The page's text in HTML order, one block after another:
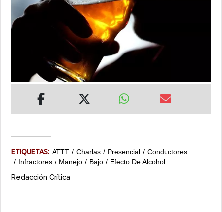
INSÓLITAS
ETIQUETAS: ATTT Charlas Presencial
Conductores
Infractores
Manejo Bajo Efecto De Alcohol
Redacción Crítica